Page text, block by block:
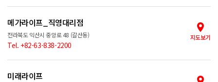
메가라이프_직영대리점
지도보기
전라북도 익산시 중앙로 48 (갈산동)
Tel. +82-63-838-2200
미래라이프